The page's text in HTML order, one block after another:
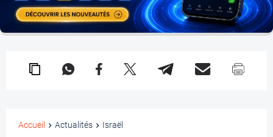
Accueil Actualités Israël